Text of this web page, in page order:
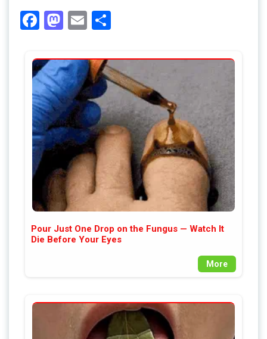
Facebook
Mastodon
Email
Pour Just One Drop on the Fungus — Watch It
Die Before Your Eyes
More